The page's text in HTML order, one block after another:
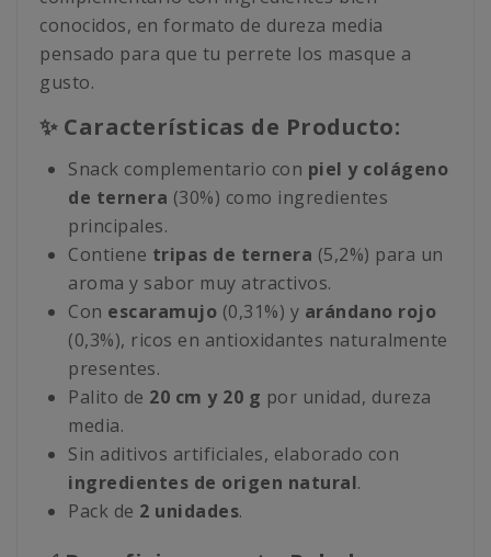
conocidos, en formato de dureza media
pensado para que tu perrete los masque a
gusto.
✨ Características de Producto:
Snack complementario con piel y colágeno
de ternera (30%) como ingredientes
principales.
Contiene tripas de ternera (5,2%) para un
aroma y sabor muy atractivos.
Con escaramujo (0,31%) y arándano rojo
(0,3%), ricos en antioxidantes naturalmente
presentes.
Palito de 20 cm y 20 g por unidad, dureza
media.
Sin aditivos artificiales, elaborado con
ingredientes de origen natural.
Pack de 2 unidades.